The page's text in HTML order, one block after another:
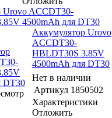
Urovo ACCDT30-
4500mAh для DT30
Аккумулятор Urovo
ACCDT30-
HBLDT30S 3.85V
4500mAh для DT30
Нет в наличии
Артикул 1850502
Характеристики
Отложить